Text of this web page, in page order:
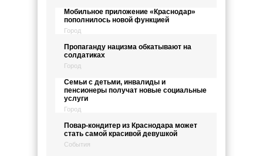
Мобильное приложение «Краснодар»
пополнилось новой функцией
Город
Пропаганду нацизма обкатывают на
солдатиках
Город
Семьи с детьми, инвалиды и
пенсионеры получат новые социальные
услуги
Город
Повар-кондитер из Краснодара может
стать самой красивой девушкой
События